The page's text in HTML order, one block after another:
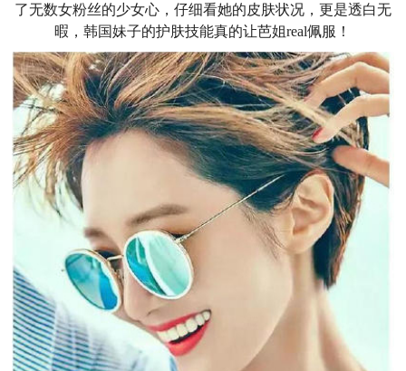
了无数女粉丝的少女心，仔细看她的皮肤状况，更是透白无
暇，韩国妹子的护肤技能真的让芭姐real佩服！